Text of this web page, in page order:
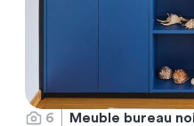
6 Meuble bureau